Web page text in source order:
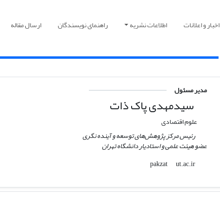
اخبار و اعلانات اطلاعات نشریه راهنمای نویسندگان ارسال مقاله
مدیر مسئول
سیدمهدی پاک ذات
علوم اقتصادی
رئیس مرکز پژوهش‌های توسعه و آینده نگری
عضو هیئت علمی و استادیار دانشگاه تهران
ut.ac.ir